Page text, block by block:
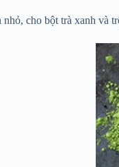
cho bột trà xanh và